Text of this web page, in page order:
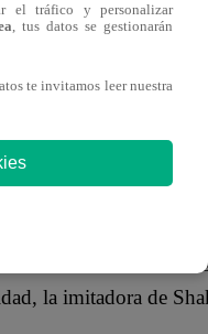
marcha con
la imitadora de
el tráfico y personalizar
, tus datos se gestionarán
te invitamos leer nuestra